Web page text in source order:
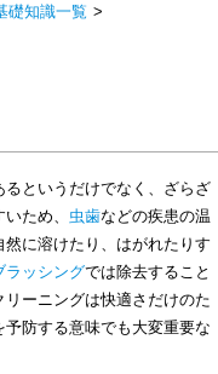
礎知識一覧 >
というだけでなく、ざらざ
ため、 虫歯などの疾患の温
に溶けたり、はがれたりす
ラッシングでは除去すること
ーニングは快適さだけのた
防する意味でも大変重要な